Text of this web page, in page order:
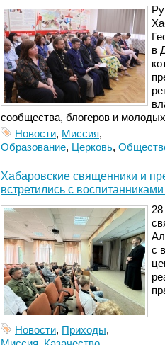
в
сообщества, блогеров и
Новости, Миссия,
Образование, Церковь,
Хабаровские священники и
встретились с
с
Новости, Приходы,